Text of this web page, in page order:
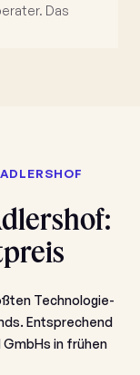
Das
ADLERSHOF
Technologie-
Entsprechend
GmbHs in frühen